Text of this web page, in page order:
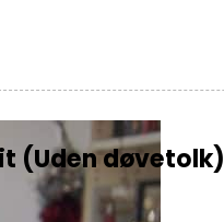
(Uden døvetolk)